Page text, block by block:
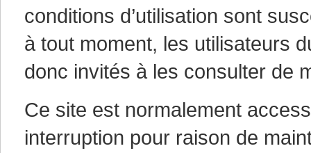
conditions d’utilisation sont
à tout moment, les utilisateurs
donc invités à les consulter de
Ce site est normalement
interruption pour raison de